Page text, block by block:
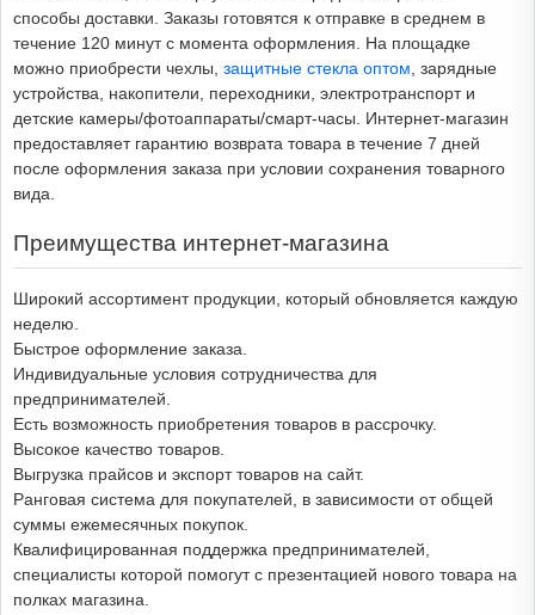
способы доставки. Заказы готовятся к отправке в среднем в
течение 120 минут с момента оформления. На площадке
можно приобрести чехлы, защитные стекла оптом , зарядные
устройства, накопители, переходники, электротранспорт и
детские камеры/фотоаппараты/смарт-часы. Интернет-магазин
предоставляет гарантию возврата товара в течение 7 дней
после оформления заказа при условии сохранения товарного
вида.
Преимущества интернет-магазина
Широкий ассортимент продукции, который обновляется каждую
неделю.
Быстрое оформление заказа.
Индивидуальные условия сотрудничества для
предпринимателей.
Есть возможность приобретения товаров в рассрочку.
Высокое качество товаров.
Выгрузка прайсов и экспорт товаров на сайт.
Ранговая система для покупателей, в зависимости от общей
суммы ежемесячных покупок.
Квалифицированная поддержка предпринимателей,
специалисты которой помогут с презентацией нового товара на
полках магазина.